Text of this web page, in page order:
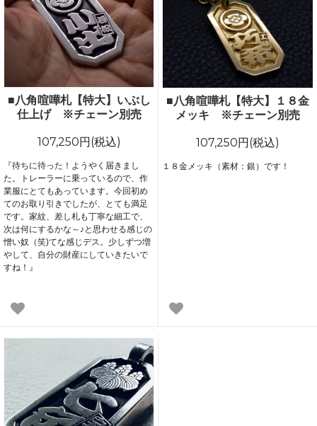
■八角喧嘩札【特大】いぶし
仕上げ ※チェーン別売
107,250円(税込)
『待ちに待った！ようやく届きまし
た。トレーラーに乗っているので、作
業服にとてもあっています。今回初め
てのお取り引きでしたが、とても満足
です。家紋、差し札も丁寧な細工で、
次は何にするかな～♪と思わせる感じの
憎い奴（笑)てな感じデス。少しずつ増
やして、自分の財産にしていきたいで
すね！』
■八角喧嘩札【特大】１８金
メッキ ※チェーン別売
107,250円(税込)
１８金メッキ（素材：銀）です！